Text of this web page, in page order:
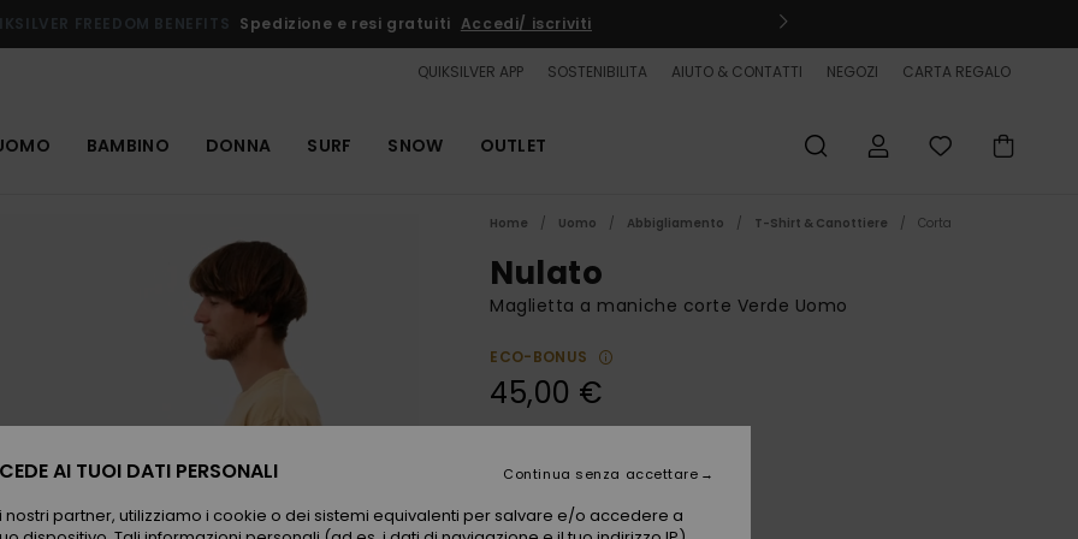
FREEDOM BENEFITS Spedizione e resi gratuiti Accedi/ iscriviti
QUIKSILVER APP SOSTENIBILITA AIUTO & CONTATTI NEGOZI CARTA REGALO
BAMBINO DONNA SURF SNOW OUTLET
Home Uomo Abbigliamento T-Shirt & Canottiere Corta
Nulato
Maglietta a maniche corte Verde Uomo
ECO-BONUS
45,00 €
ColoriCypress
AI TUOI DATI PERSONALI
partner, utilizziamo i cookie o dei sistemi equivalenti per salvare e/o accedere a
Continua senza accettare